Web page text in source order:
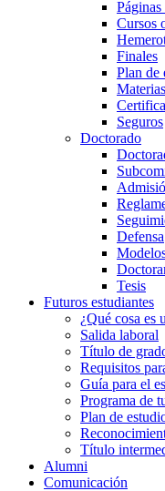
Páginas
Cursos
Finales
Plan de
Seguros
Doctorado
Defensa
Tesis
Futuros estudiantes
¿Qué cosa es
Salida laboral
Título de
Requisitos
Guía para el
Programa de
Plan de
Título
Alumni
Comunicación